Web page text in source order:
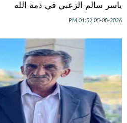
ياسر سالم الزعبي في ذمة الله
05-08-2026 01:52 PM